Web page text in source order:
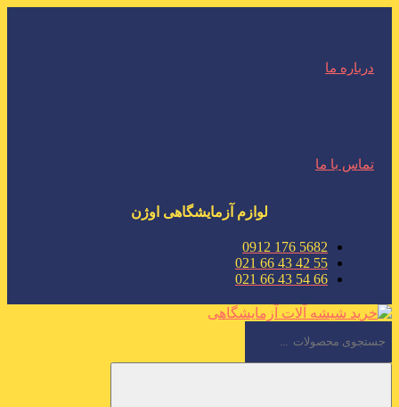
درباره ما
تماس با ما
لوازم آزمایشگاهی اوژن
5682 176 0912
55 42 43 66 021
66 54 43 66 021